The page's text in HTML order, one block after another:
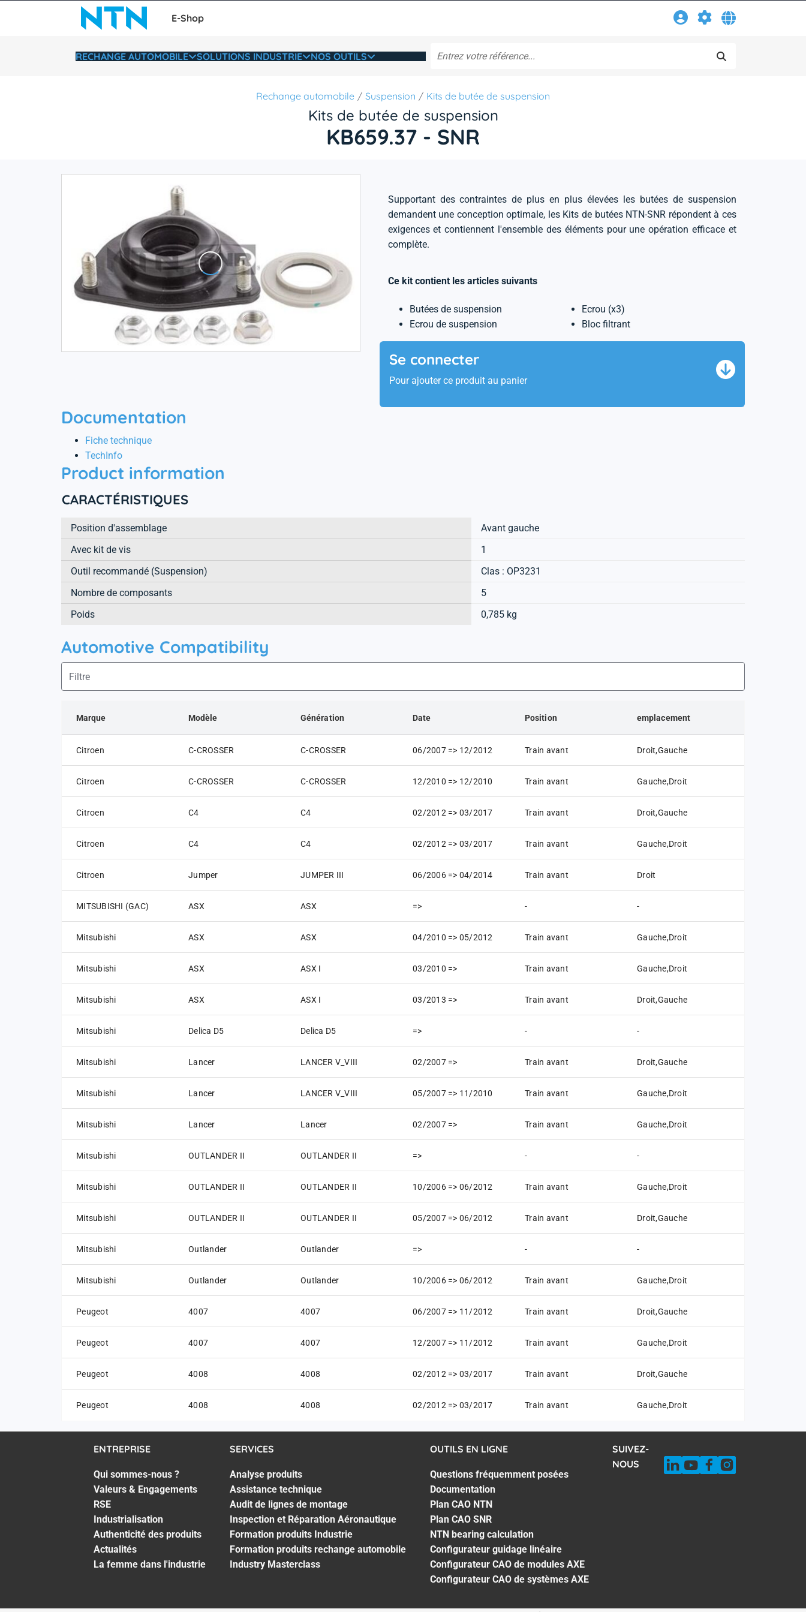
E-Shop
RECHANGE AUTOMOBILE SOLUTIONS INDUSTRIE NOS OUTILS
Rechange automobile Suspension Kits de butée de suspension
Kits de butée de suspension
KB659.37 - SNR
Supportant des contraintes de plus en plus élevées les butées de suspension
demandent une conception optimale, les Kits de butées NTN-SNR répondent à ces
exigences et contiennent l'ensemble des éléments pour une opération efficace et
complète.
Ce kit contient les articles suivants
Butées de suspension
Ecrou de suspension
Ecrou (x3)
Bloc filtrant
Se connecter
Pour ajouter ce produit au panier
Documentation
Fiche technique
TechInfo
Product information
CARACTÉRISTIQUES
Position d'assemblage
Avant gauche
Avec kit de vis
1
Outil recommandé (Suspension)
Clas : OP3231
Nombre de composants
5
Poids
0,785 kg
Automotive Compatibility
Marque Modèle Génération Date Position emplacement
Citroen C-CROSSER C-CROSSER 06/2007 => 12/2012 Train avant Droit,Gauche
Citroen C-CROSSER C-CROSSER 12/2010 => 12/2010 Train avant Gauche,Droit
Citroen C4 C4 02/2012 => 03/2017 Train avant Droit,Gauche
Citroen C4 C4 02/2012 => 03/2017 Train avant Gauche,Droit
Citroen Jumper JUMPER III 06/2006 => 04/2014 Train avant Droit
MITSUBISHI (GAC) ASX ASX => - -
Mitsubishi ASX ASX 04/2010 => 05/2012 Train avant Gauche,Droit
Mitsubishi ASX ASX I 03/2010 => Train avant Gauche,Droit
Mitsubishi ASX ASX I 03/2013 => Train avant Droit,Gauche
Mitsubishi Delica D5 Delica D5 => - -
Mitsubishi Lancer LANCER V_VIII 02/2007 => Train avant Droit,Gauche
Mitsubishi Lancer LANCER V_VIII 05/2007 => 11/2010 Train avant Gauche,Droit
Mitsubishi Lancer Lancer 02/2007 => Train avant Gauche,Droit
Mitsubishi OUTLANDER II OUTLANDER II => - -
Mitsubishi OUTLANDER II OUTLANDER II 10/2006 => 06/2012 Train avant Gauche,Droit
Mitsubishi OUTLANDER II OUTLANDER II 05/2007 => 06/2012 Train avant Droit,Gauche
Mitsubishi Outlander Outlander => - -
Mitsubishi Outlander Outlander 10/2006 => 06/2012 Train avant Gauche,Droit
Peugeot 4007 4007 06/2007 => 11/2012 Train avant Droit,Gauche
Peugeot 4007 4007 12/2007 => 11/2012 Train avant Gauche,Droit
Peugeot 4008 4008 02/2012 => 03/2017 Train avant Droit,Gauche
Peugeot 4008 4008 02/2012 => 03/2017 Train avant Gauche,Droit
ENTREPRISE
Qui sommes-nous ?
Valeurs & Engagements
RSE
Industrialisation
Authenticité des produits
Actualités
La femme dans l'industrie
SERVICES
Analyse produits
Assistance technique
Audit de lignes de montage
Inspection et Réparation Aéronautique
Formation produits Industrie
Formation produits rechange automobile
Industry Masterclass
OUTILS EN LIGNE
Questions fréquemment posées
Documentation
Plan CAO NTN
Plan CAO SNR
NTN bearing calculation
Configurateur guidage linéaire
Configurateur CAO de modules AXE
Configurateur CAO de systèmes AXE
SUIVEZ-
NOUS